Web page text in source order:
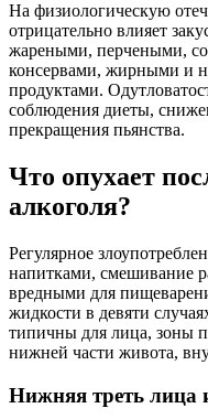
На физиологическую
отрицательно влияет
жареными, перчеными,
консервами, жирными и
продуктами.
соблюдения диеты,
прекращения пьянства.
Что опухает
алкоголя?
Регулярное
напитками, смешивание
вредными для
жидкости в девяти
типичны для лица, зоны
нижней части живота,
Нижняя треть лица